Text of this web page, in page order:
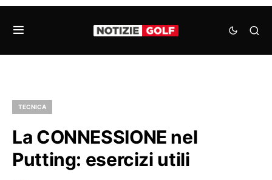
TECNICA
La CONNESSIONE nel
Putting: esercizi utili